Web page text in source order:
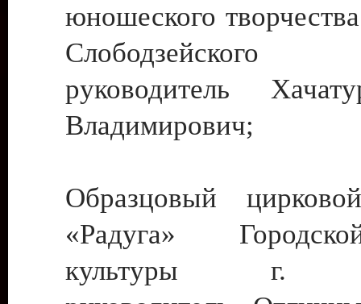
юношеского
руководитель
Владимирович;
Образцовый
«Радуга»
культуры г.